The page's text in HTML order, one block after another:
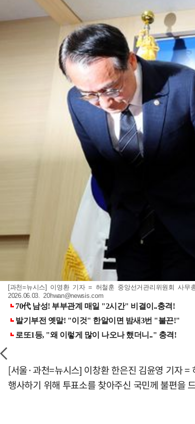
[과천=뉴시스] 이영환 기자 = 허철훈 중앙선거관리위원회 사
2026.06.03.20hwan@newsis.com
[서울·과천=뉴시스] 이창환 한은진 김윤영 기자
행사하기 위해 투표소를 찾아주신 국민께 불편을